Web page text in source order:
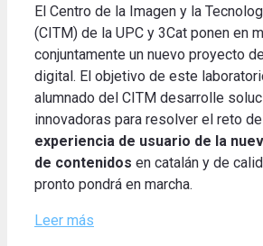
El Centro de la Imagen y la
(CITM) de la UPC y 3Cat ponen en
conjuntamente un nuevo proyecto
digital. El objetivo de este
alumnado del CITM desarrolle
innovadoras para resolver el reto de
experiencia de usuario de la
de contenidos en catalán y de
pronto pondrá en marcha.
Leer más